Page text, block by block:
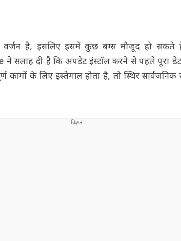
वर्जन है, इसलिए इसमें कुछ बग्स मौजूद हो सकते
ने सलाह दी है कि अपडेट इंस्टॉल करने से पहले पूरा
कामों के लिए इस्तेमाल होता है, तो स्थिर